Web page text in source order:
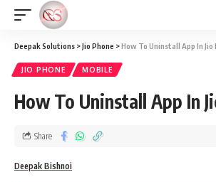
Deepak Solutions >Jio Phone >How To Uninstall App In Jio
JIO PHONE MOBILE
How To Uninstall App In
Deepak Bishnoi
Share